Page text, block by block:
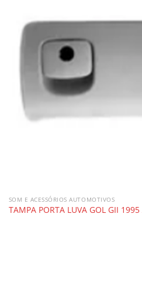
SOM E ACESSÓRIOS AUTOMOTIVOS
TAMPA PORTA LUVA GOL GII